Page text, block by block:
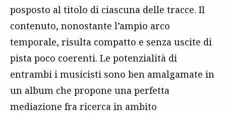
posposto al titolo di ciascuna delle tracce. Il
contenuto, nonostante l’ampio arco
temporale, risulta compatto e senza uscite di
pista poco coerenti. Le potenzialità di
entrambi i musicisti sono ben amalgamate in
un album che propone una perfetta
mediazione fra ricerca in ambito